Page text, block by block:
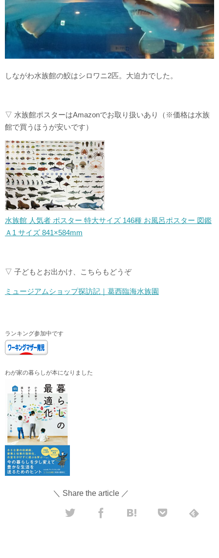
しながわ水族館の鮫はシロワニ2匹。大迫力でした。
▽ 水族館ポスターはAmazonでお取り扱いあり（※価格は水族
館で買うほうが安いです）
水族館 人気者 ポスター 特大サイズ 146種 お風呂ポスター 図鑑
Ａ1 サイズ 841×584mm
▽ 子どもとお出かけ、こちらもどうぞ
ミュージアムショップ探訪記｜葛西臨海水族園
ランキング参加中です
わが家の暮らしが本になりました
＼ Share the article ／